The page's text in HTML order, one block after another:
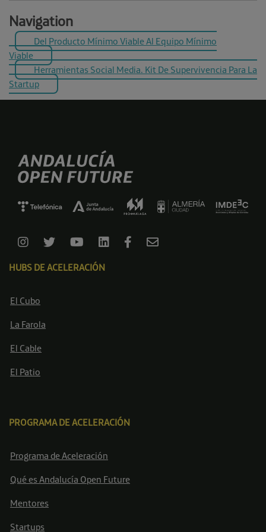
Navigation
Del Producto Mínimo Viable Al Equipo Mínimo
Viable
Herramientas Social Media. Kit De Supervivencia Para La
Startup
HUBS DE ACELERACIÓN
El Cubo
La Farola
El Cable
El Patio
PROGRAMA DE ACELERACIÓN
Programa de Aceleración
Qué es Andalucía Open Future
Mentores
Startups